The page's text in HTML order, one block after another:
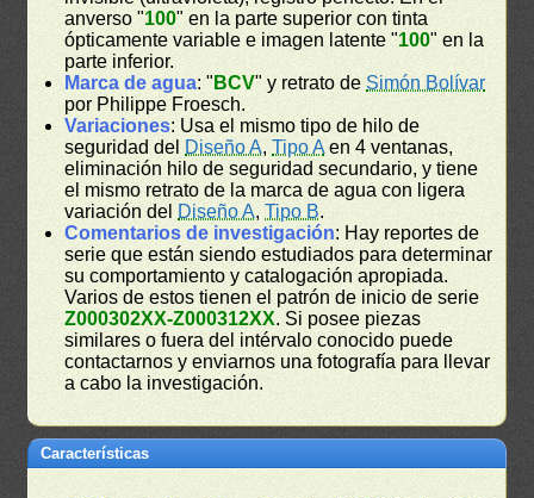
anverso "100" en la parte superior con tinta
ópticamente variable e imagen latente "100" en la
parte inferior.
Marca de agua: " BCV" y retrato de Simón Bolívar
por Philippe Froesch.
Variaciones: Usa el mismo tipo de hilo de
seguridad del Diseño A,Tipo Aen 4 ventanas,
eliminación hilo de seguridad secundario, y tiene
el mismo retrato de la marca de agua con ligera
variación del Diseño A,Tipo B.
Comentarios de investigación: Hay reportes de
serie que están siendo estudiados para determinar
su comportamiento y catalogación apropiada.
Varios de estos tienen el patrón de inicio de serie
Z000302XX-Z000312XX. Si posee piezas
similares o fuera del intérvalo conocido puede
contactarnos y enviarnos una fotografía para llevar
a cabo la investigación.
Características